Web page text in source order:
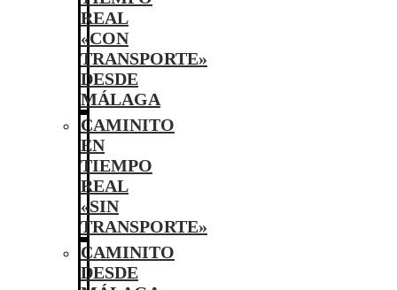
REAL
«CON
TRANSPORTE»
DESDE
MÁLAGA
CAMINITO
EN
TIEMPO
REAL
«SIN
TRANSPORTE»
CAMINITO
DESDE